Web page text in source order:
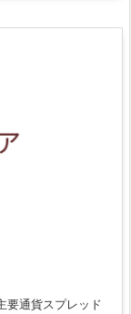
要通貨スプレッド